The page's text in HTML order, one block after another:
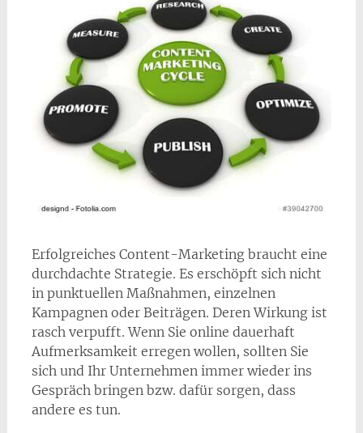
Erfolgreiches Content-Marketing braucht eine
durchdachte Strategie. Es erschöpft sich nicht
in punktuellen Maßnahmen, einzelnen
Kampagnen oder Beiträgen. Deren Wirkung ist
rasch verpufft. Wenn Sie online dauerhaft
Aufmerksamkeit erregen wollen, sollten Sie
sich und Ihr Unternehmen immer wieder ins
Gespräch bringen bzw. dafür sorgen, dass
andere es tun.